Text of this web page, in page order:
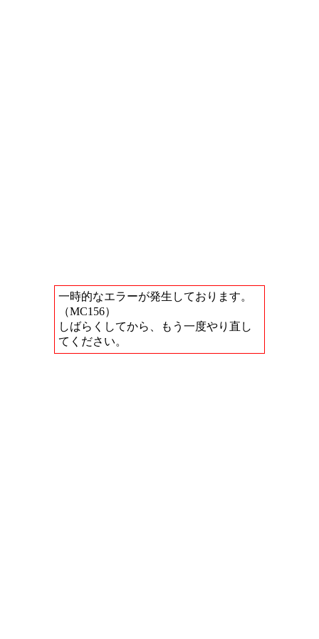
一時的なエラーが発生しております。
（MC156）
しばらくしてから、もう一度やり直し
てください。